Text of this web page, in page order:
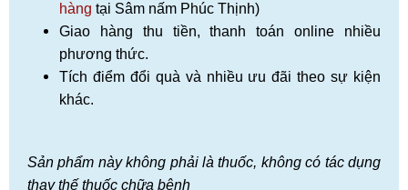
hàng tại Sâm nấm Phúc Thịnh)
Giao hàng thu tiền, thanh toán online nhiều
phương thức.
Tích điểm đổi quà và nhiều ưu đãi theo sự kiện
khác.
Sản phẩm này không phải là thuốc, không có tác dụng
thay thế thuốc chữa bệnh